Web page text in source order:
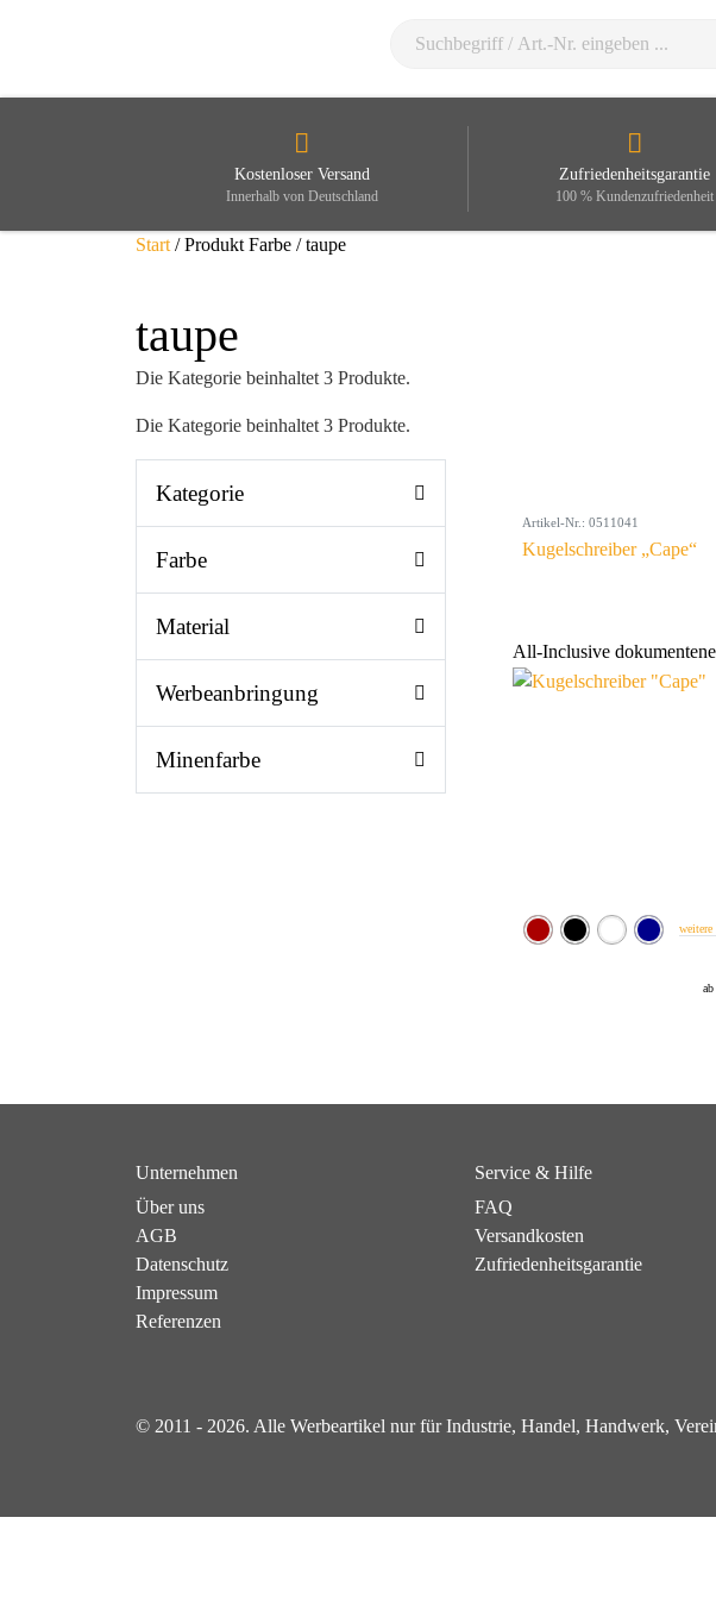
Kostenloser Versand
Innerhalb von Deutschland
Zufriedenheitsgarantie
100 % Kundenzufriedenheit
Start / Produkt Farbe / taupe
taupe
Die Kategorie beinhaltet 3 Produkte.
Die Kategorie beinhaltet 3 Produkte.
Kategorie
Farbe
Material
Werbeanbringung
Minenfarbe
Artikel-Nr.: 0511041
Kugelschreiber „Cape“
All-Inclusive
weitere
ab
Unternehmen
Über uns
AGB
Datenschutz
Impressum
Referenzen
Service & Hilfe
FAQ
Versandkosten
Zufriedenheitsgarantie
© 2011 - 2026. Alle Werbeartikel nur für Industrie, Handel, Handwerk,